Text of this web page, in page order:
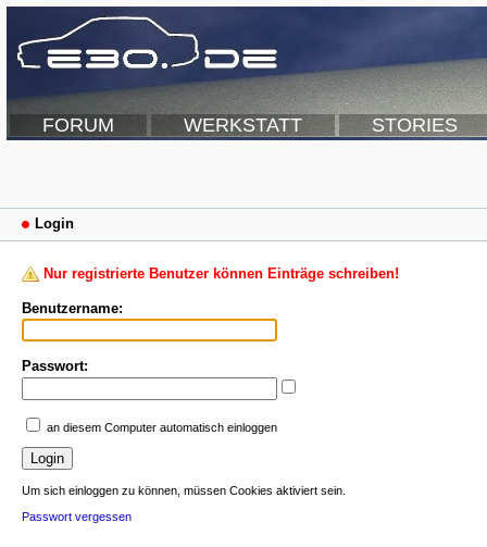
FORUM WERKSTATT STORIES
Login
Nur registrierte Benutzer können Einträge schreiben!
Benutzername:
Passwort:
an diesem Computer automatisch einloggen
Um sich einloggen zu können, müssen Cookies aktiviert sein.
Passwort vergessen